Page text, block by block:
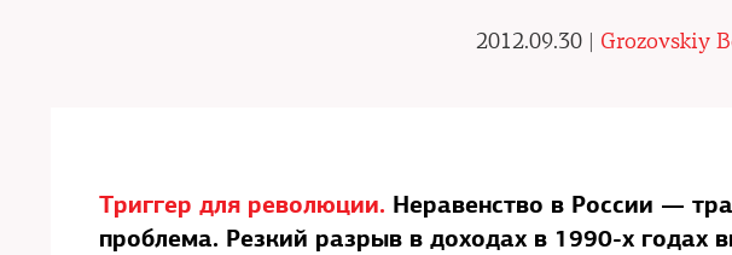
2012.09.30 | Grozovskiy
Триггер для революции. Неравенство в России —
проблема. Резкий разрыв в доходах в 1990-х годах